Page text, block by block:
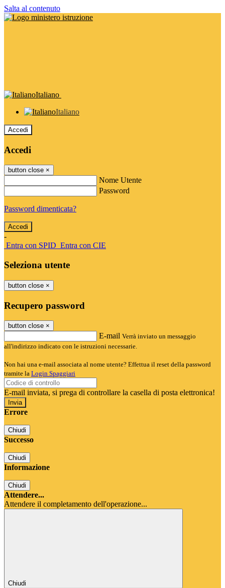
Salta al contenuto
Italiano
Italiano
Accedi
Accedi
button close ×
Nome Utente
Password
Password dimenticata?
-
Entra con SPID Entra con CIE
Seleziona utente
button close ×
Recupero password
button close ×
E-mail Verrà inviato un messaggio
all'indirizzo indicato con le istruzioni necessarie.
Non hai una e-mail associata al nome utente? Effettua il reset della password
tramite la Login Spaggiari
E-mail inviata, si prega di controllare la casella di posta elettronica!
Errore
Chiudi
Successo
Chiudi
Informazione
Chiudi
Attendere...
Attendere il completamento dell'operazione...
Chiudi